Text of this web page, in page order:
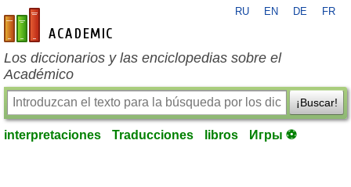
es-academic.com
RU EN DE FR
Los diccionarios y las enciclopedias sobre el
Académico
¡Buscar!
interpretaciones Traducciones libros Игры ⚽